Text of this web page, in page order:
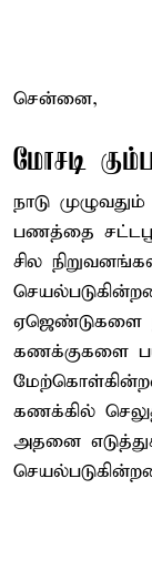
சென்னை,
மோசடி
நாடு
பணத்தை
சில
ஏஜெண்டுகளை
கணக்குகளை
கணக்கில்
அதனை